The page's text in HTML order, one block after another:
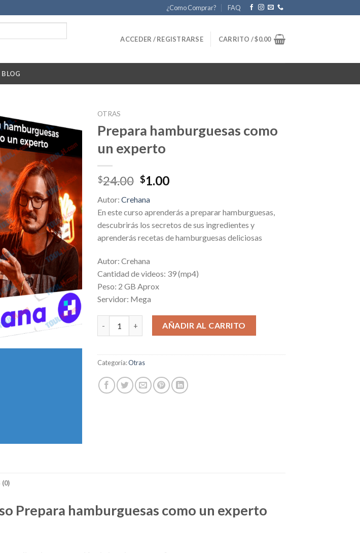
¿Como Comprar? FAQ
ACCEDER / REGISTRARSE CARRITO /$0.00
BLOG
OTRAS
Prepara hamburguesas como
un experto
$24.00 Original
was:
$24.00.
$1.00Current
$1.00.
Autor:Crehana
En este curso aprenderás a preparar hamburguesas,
descubrirás los secretos de sus ingredientes y
aprenderás recetas de hamburguesas deliciosas
Autor: Crehana
Cantidad de videos: 39 (mp4)
Peso: 2 GB Aprox
Servidor: Mega
Prepara hamburguesas como un experto cantidad
AÑADIR AL CARRITO
Categoría:Otras
(0)
Prepara hamburguesas como un experto